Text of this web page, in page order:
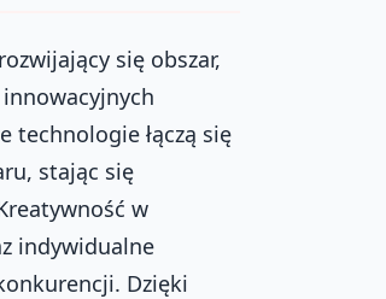
się obszar,
technologie łączą się
stając się
w
indywidualne
Dzięki